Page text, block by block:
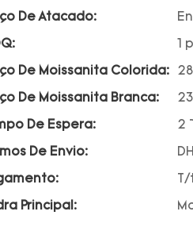
De Atacado:
1
De Moissanita Colorida:
De Moissanita Branca:
De Espera: 2
De Envio:
Principal: